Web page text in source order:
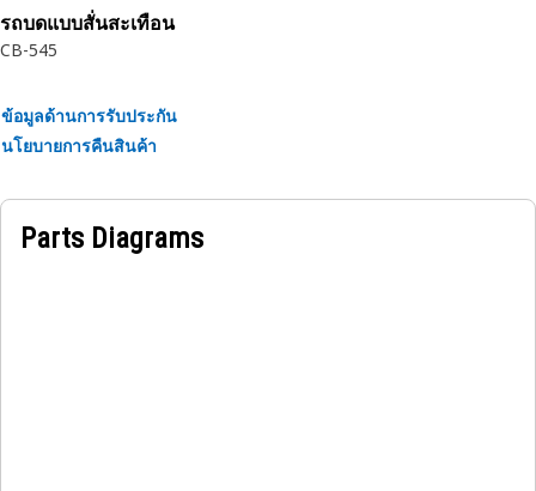
รถบดแบบสั่นสะเทือน
CB-545
ข้อมูลด้านการรับประกัน
นโยบายการคืนสินค้า
Parts Diagrams